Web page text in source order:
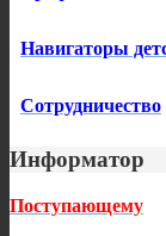
Навигаторы
Сотрудничество
Информатор
Поступающему